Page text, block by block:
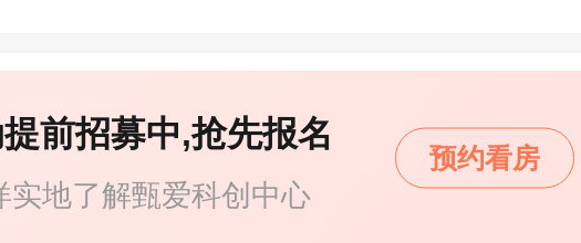
实地了解甄爱科创中心
前招募中,抢先报名
预约看房